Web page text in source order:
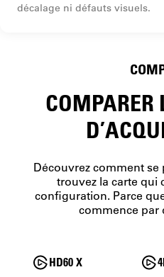
décalage ni défauts visuels.
COMPARER
Découvrez comment
trouvez la carte qui
configuration. Parce
commence par
HD60 X